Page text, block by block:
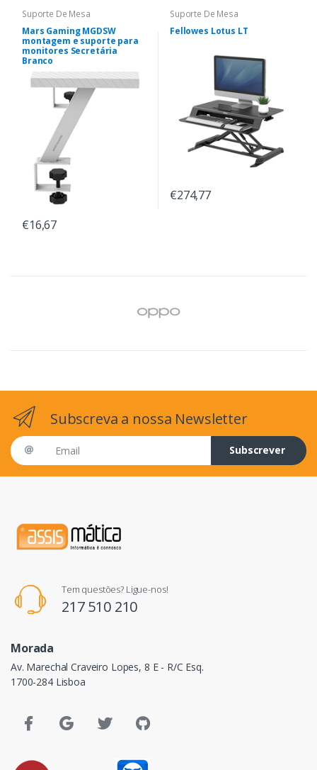
Suporte De Mesa
Mars Gaming MGDSW
montagem e suporte para
monitores Secretária
Branco
€16,67
Suporte De Mesa
Fellowes Lotus LT
€274,77
Subscreva a nossa Newsletter
Email address
Subscrever
Tem questões? Ligue-nos!
217 510 210
Morada
Av. Marechal Craveiro Lopes, 8 E - R/C Esq.
1700-284 Lisboa